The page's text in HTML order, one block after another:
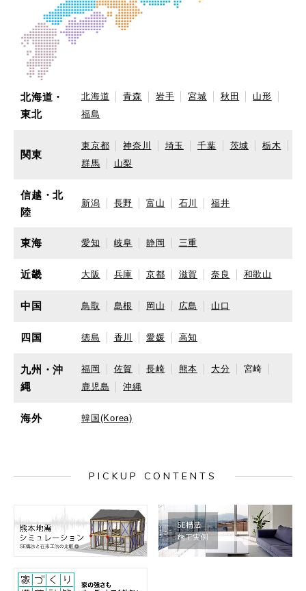
北海道・
東北
北海道 青森 岩手 宮城 秋田
山形
福島
関東
東京都 神奈川 埼玉 千葉 茨城
栃木
群馬
山梨
信越・北
陸
新潟 長野 富山 石川 福井
東海 愛知 岐阜 静岡 三重
近畿 大阪 兵庫 京都 滋賀 奈良 和歌山
中国 鳥取 島根 岡山 広島 山口
四国 徳島 香川 愛媛 高知
九州・沖
縄
福岡 佐賀 長崎 熊本 大分
宮崎
鹿児島
沖縄
海外 韓国(Korea)
PICKUP CONTENTS